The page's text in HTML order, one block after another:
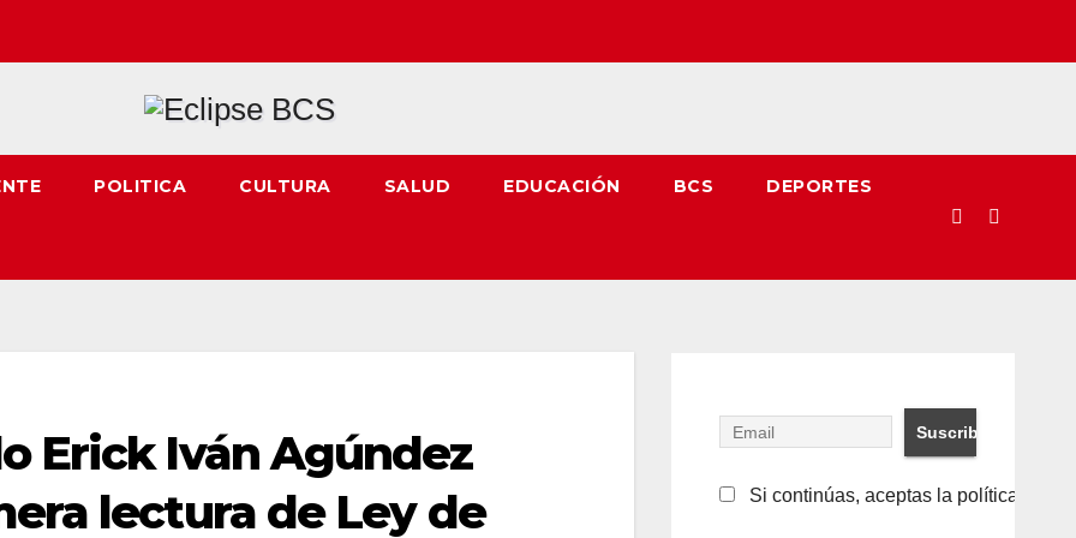
POLITICA CULTURA SALUD EDUCACIÓN BCS DEPORTES
Erick Iván Agúndez
lectura de Ley de
Si continúas, aceptas la política de